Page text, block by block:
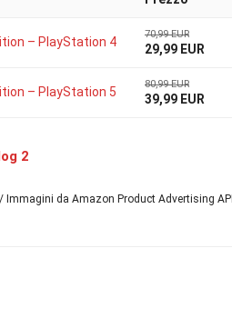
– PlayStation 4
70,99 EUR
29,99 EUR
– PlayStation 5
80,99 EUR
39,99 EUR
2
da Amazon Product Advertising API